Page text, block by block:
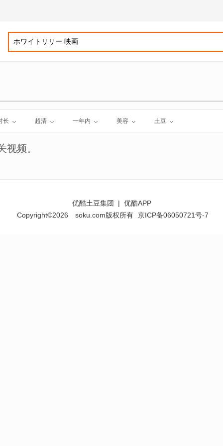
长 超清 一年内 美容 土豆
视频。
优酷土豆集团 | 优酷APP
Copyright©2026
soku.com版权所有 京ICP备06050721号-7